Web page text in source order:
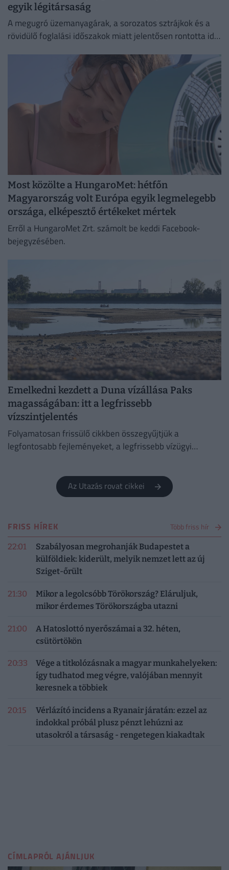
egyik légitársaság
A megugró üzemanyagárak, a sorozatos sztrájkok és a
rövidülő foglalási időszakok miatt jelentősen rontotta idei
Most közölte a HungaroMet: hétfőn
Magyarország volt Európa egyik legmelegebb
országa, elképesztő értékeket mértek
Erről a HungaroMet Zrt. számolt be keddi Facebook-
bejegyzésében.
Emelkedni kezdett a Duna vízállása Paks
magasságában: itt a legfrissebb
vízszintjelentés
Folyamatosan frissülő cikkben összegyűjtjük a
legfontosabb fejleményeket, a legfrissebb vízügyi
Az Utazás rovat cikkei
FRISS HÍREK Több friss hír
22:01
Szabályosan megrohanják Budapestet a
külföldiek: kiderült, melyik nemzet lett az új
Sziget-őrült
21:30
Mikor a legolcsóbb Törökország? Eláruljuk,
mikor érdemes Törökországba utazni
21:00
A Hatoslottó nyerőszámai a 32. héten,
csütörtökön
20:33
Vége a titkolózásnak a magyar munkahelyeken:
így tudhatod meg végre, valójában mennyit
keresnek a többiek
20:15
Vérlázító incidens a Ryanair járatán: ezzel az
indokkal próbál plusz pénzt lehúzni az
utasokról a társaság - rengetegen kiakadtak
CÍMLAPRÓL AJÁNLJUK